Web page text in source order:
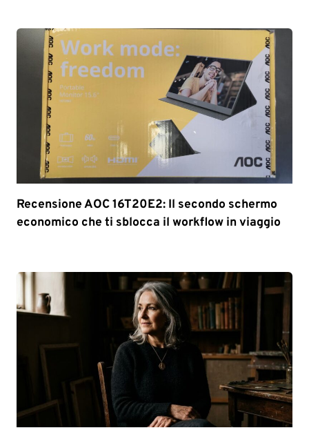
Recensione AOC 16T20E2: Il secondo schermo
economico che ti sblocca il workflow in viaggio